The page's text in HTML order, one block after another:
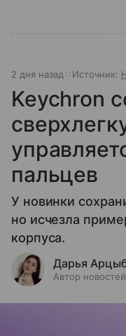
2 дня назад Источник:
Keychron
пальцев
У новинки
но исчезла
корпуса.
Дарья
Автор новостей